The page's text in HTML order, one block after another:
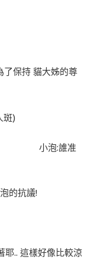
了保持 貓大姊的尊
斑)
時… 小泡:誰准
的抗議!
耶.. 這樣好像比較涼